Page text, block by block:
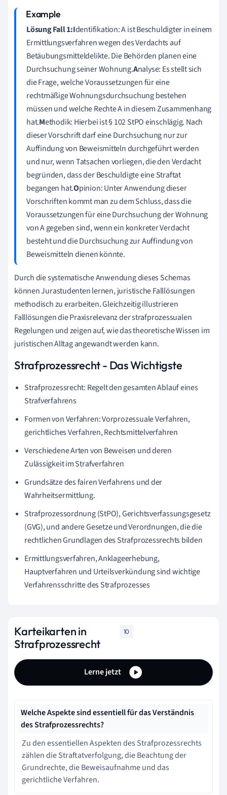
Lösung Fall 1:Identifikation: A ist Beschuldigter in einem
Ermittlungsverfahren wegen des Verdachts auf
Betäubungsmitteldelikte. Die Behörden planen eine
Durchsuchung seiner Wohnung.Analyse: Es stellt sich
die Frage, welche Voraussetzungen für eine
rechtmäßige Wohnungsdurchsuchung bestehen
müssen und welche Rechte A in diesem Zusammenhang
hat.Methodik: Hierbei ist § 102 StPO einschlägig. Nach
dieser Vorschrift darf eine Durchsuchung nur zur
Auffindung von Beweismitteln durchgeführt werden
und nur, wenn Tatsachen vorliegen, die den Verdacht
begründen, dass der Beschuldigte eine Straftat
begangen hat.Opinion: Unter Anwendung dieser
Vorschriften kommt man zu dem Schluss, dass die
Voraussetzungen für eine Durchsuchung der Wohnung
von A gegeben sind, wenn ein konkreter Verdacht
besteht und die Durchsuchung zur Auffindung von
Beweismitteln dienen könnte.
Durch die systematische Anwendung dieses Schemas
können Jurastudenten lernen, juristische Falllösungen
methodisch zu erarbeiten. Gleichzeitig illustrieren
Falllösungen die Praxisrelevanz der strafprozessualen
Regelungen und zeigen auf, wie das theoretische Wissen im
juristischen Alltag angewandt werden kann.
Strafprozessrecht - Das Wichtigste
Strafprozessrecht: Regelt den gesamten Ablauf eines
Strafverfahrens
Formen von Verfahren: Vorprozessuale Verfahren,
gerichtliches Verfahren, Rechtsmittelverfahren
Verschiedene Arten von Beweisen und deren
Zulässigkeit im Strafverfahren
Grundsätze des fairen Verfahrens und der
Wahrheitsermittlung.
Strafprozessordnung (StPO), Gerichtsverfassungsgesetz
(GVG), und andere Gesetze und Verordnungen, die die
rechtlichen Grundlagen des Strafprozessrechts bilden
Ermittlungsverfahren, Anklageerhebung,
Hauptverfahren und Urteilsverkündung sind wichtige
Verfahrensschritte des Strafprozesses
Karteikarten in
Strafprozessrecht
10
Lerne jetzt
Welche Aspekte sind essentiell für das Verständnis
des Strafprozessrechts?
Zu den essentiellen Aspekten des Strafprozessrechts
zählen die Straftatverfolgung, die Beachtung der
Grundrechte, die Beweisaufnahme und das
gerichtliche Verfahren.